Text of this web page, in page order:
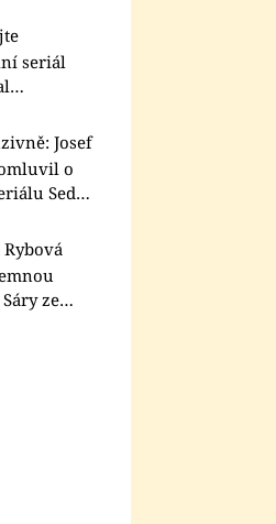
seriál
o
Sedm
ze